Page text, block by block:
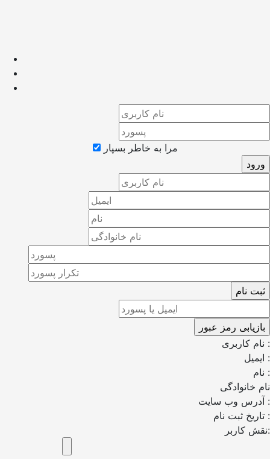
مرا به خاطر بسپار
نام کاربری :
ایمیل :
نام :
نام خانوادگی
آدرس وب سایت :
تاریخ ثبت نام :
نقش کاربر: